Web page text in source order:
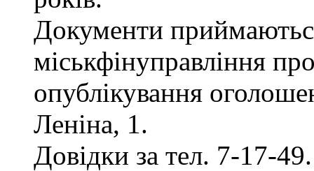
Документи
міськфінуправління
опублікування
Леніна, 1.
Довідки за тел. 7-17-49.